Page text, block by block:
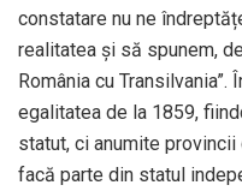
constatare nu ne
realitatea și să spunem,
România cu
egalitatea de la 1859,
statut, ci anumite
facă parte din statul